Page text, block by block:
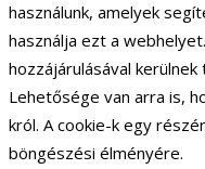
használunk, amelyek
használja ezt a
hozzájárulásával
Lehetősége van arra is,
król. A cookie-k egy
böngészési élményére.